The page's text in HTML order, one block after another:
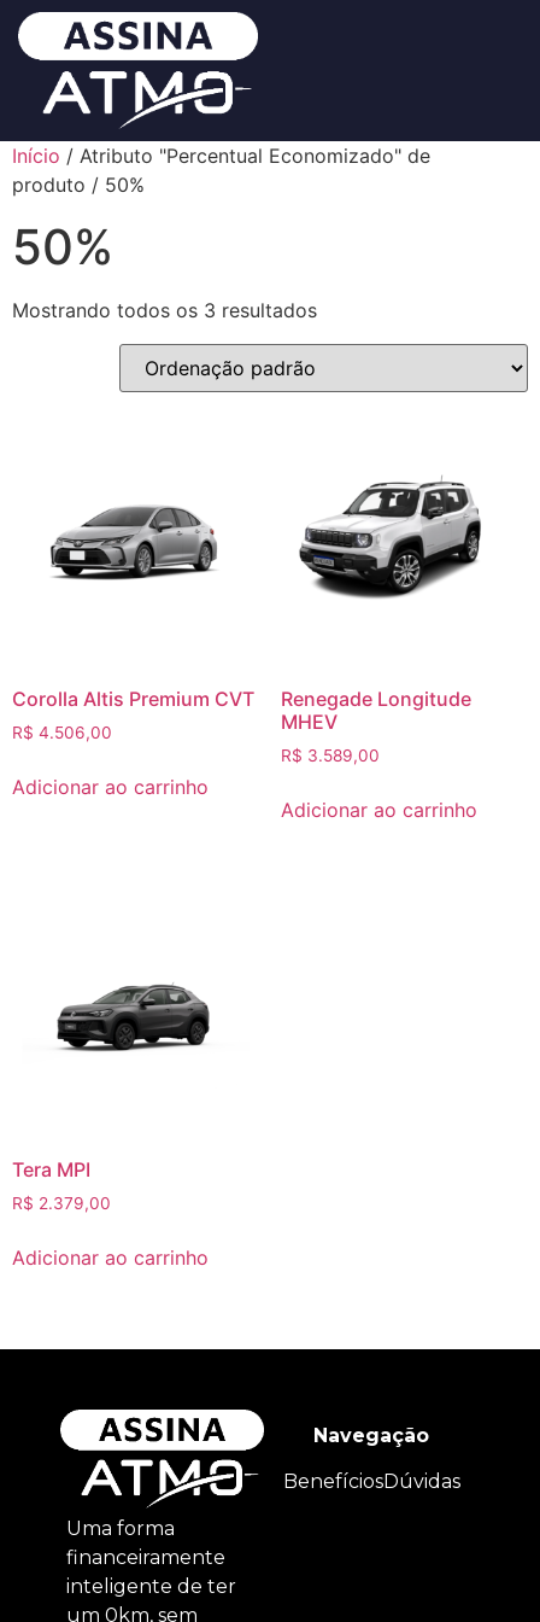
Início / Atributo "Percentual Economizado" de
produto / 50%
50%
Mostrando todos os 3 resultados
Corolla Altis Premium CVT
R$ 4.506,00
Adicionar ao carrinho
Renegade Longitude
MHEV
R$ 3.589,00
Adicionar ao carrinho
Tera MPI
R$ 2.379,00
Adicionar ao carrinho
Uma forma
financeiramente
inteligente de ter
um 0km, sem
Navegação
BenefíciosDúvidas